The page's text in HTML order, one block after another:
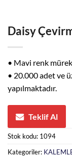
Daisy
• Mavi renk
• 20.000 adet ve
yapılmaktadır.
Teklif Al
Stok kodu: 1094
Kategoriler: